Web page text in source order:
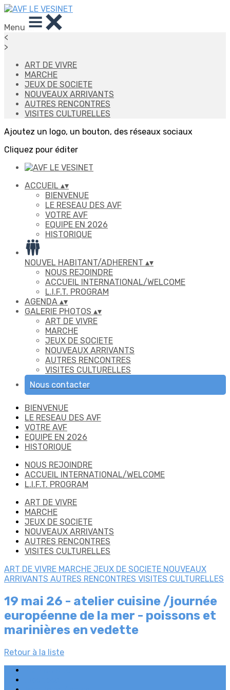
Menu
<
>
ART DE VIVRE
MARCHE
JEUX DE SOCIETE
NOUVEAUX ARRIVANTS
AUTRES RENCONTRES
VISITES CULTURELLES
Ajoutez un logo, un bouton, des réseaux sociaux
Cliquez pour éditer
ACCUEIL ▴▾
BIENVENUE
LE RESEAU DES AVF
VOTRE AVF
EQUIPE EN 2026
HISTORIQUE
NOUVEL HABITANT/ADHERENT ▴▾
NOUS REJOINDRE
ACCUEIL INTERNATIONAL/WELCOME
L.I.F.T. PROGRAM
AGENDA ▴▾
GALERIE PHOTOS ▴▾
ART DE VIVRE
MARCHE
JEUX DE SOCIETE
NOUVEAUX ARRIVANTS
AUTRES RENCONTRES
VISITES CULTURELLES
Nous contacter
BIENVENUE
LE RESEAU DES AVF
VOTRE AVF
EQUIPE EN 2026
HISTORIQUE
NOUS REJOINDRE
ACCUEIL INTERNATIONAL/WELCOME
L.I.F.T. PROGRAM
ART DE VIVRE
MARCHE
JEUX DE SOCIETE
NOUVEAUX ARRIVANTS
AUTRES RENCONTRES
VISITES CULTURELLES
ART DE VIVRE MARCHE JEUX DE SOCIETE NOUVEAUX
ARRIVANTS AUTRES RENCONTRES VISITES CULTURELLES
19 mai 26 - atelier cuisine /journée
européenne de la mer - poissons et
marinières en vedette
Retour à la liste